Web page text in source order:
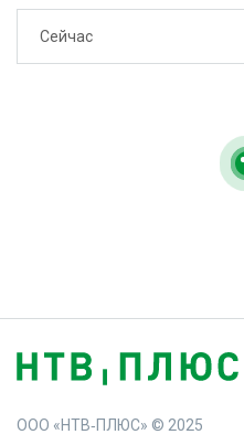
Сейчас
ООО «НТВ‑ПЛЮС» © 2025